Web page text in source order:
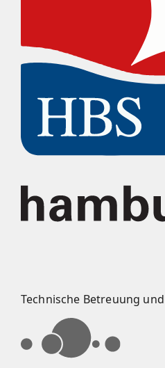
Technische Betreuung